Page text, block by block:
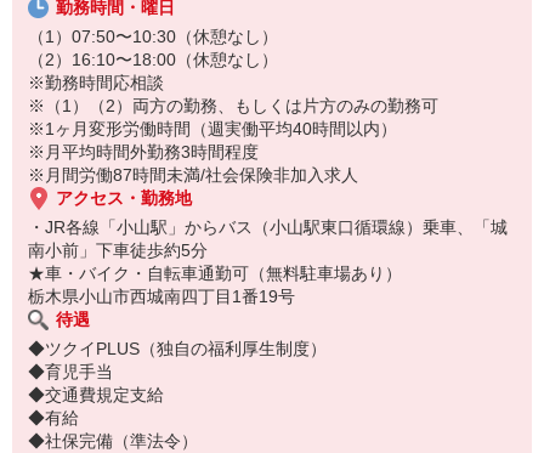
勤務時間・曜日
（1）07:50〜10:30（休憩なし）
（2）16:10〜18:00（休憩なし）
※勤務時間応相談
※（1）（2）両方の勤務、もしくは片方のみの勤務可
※1ヶ月変形労働時間（週実働平均40時間以内）
※月平均時間外勤務3時間程度
※月間労働87時間未満/社会保険非加入求人
アクセス・勤務地
・JR各線「小山駅」からバス（小山駅東口循環線）乗車、「城
南小前」下車徒歩約5分
★車・バイク・自転車通勤可（無料駐車場あり）
栃木県小山市西城南四丁目1番19号
待遇
◆ツクイPLUS（独自の福利厚生制度）
◆育児手当
◆交通費規定支給
◆有給
◆社保完備（準法令）